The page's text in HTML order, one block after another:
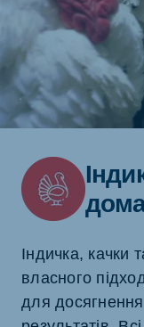
Індичка, качки
власного
для